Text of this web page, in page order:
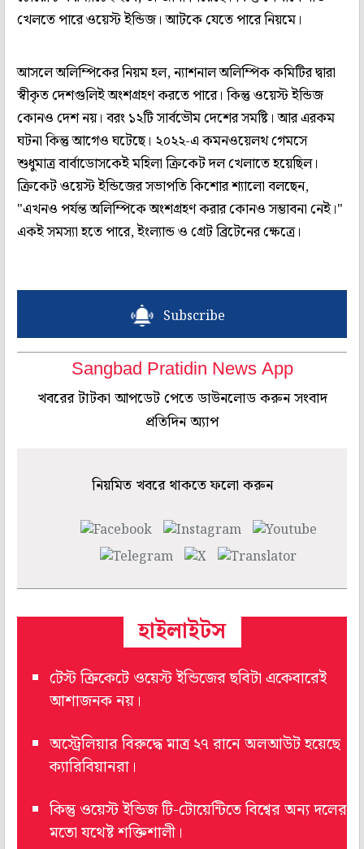
খেলতে পারে ওয়েস্ট ইন্ডিজ। আটকে যেতে পারে নিয়মে।
আসলে অলিম্পিকের নিয়ম হল, ন্যাশনাল অলিম্পিক কমিটির দ্বারা
স্বীকৃত দেশগুলিই অংশগ্রহণ করতে পারে। কিন্তু ওয়েস্ট ইন্ডিজ
কোনও দেশ নয়। বরং ১২টি সার্বভৌম দেশের সমষ্টি। আর এরকম
ঘটনা কিন্তু আগেও ঘটেছে। ২০২২-এ কমনওয়েলথ গেমসে
শুধুমাত্র বার্বাডোসকেই মহিলা ক্রিকেট দল খেলাতে হয়েছিল।
ক্রিকেট ওয়েস্ট ইন্ডিজের সভাপতি কিশোর শ্যালো বলছেন,
"এখনও পর্যন্ত অলিম্পিকে অংশগ্রহণ করার কোনও সম্ভাবনা নেই।"
একই সমস্যা হতে পারে, ইংল্যান্ড ও গ্রেট ব্রিটেনের ক্ষেত্রে।
Subscribe
Sangbad Pratidin News App
খবরের টাটকা আপডেট পেতে ডাউনলোড করুন সংবাদ
প্রতিদিন অ্যাপ
নিয়মিত খবরে থাকতে ফলো করুন
হাইলাইটস
টেস্ট ক্রিকেটে ওয়েস্ট ইন্ডিজের ছবিটা একেবারেই
আশাজনক নয়।
অস্ট্রেলিয়ার বিরুদ্ধে মাত্র ২৭ রানে অলআউট হয়েছে
ক্যারিবিয়ানরা।
কিন্তু ওয়েস্ট ইন্ডিজ টি-টোয়েন্টিতে বিশ্বের অন্য দলের
মতো যথেষ্ট শক্তিশালী।